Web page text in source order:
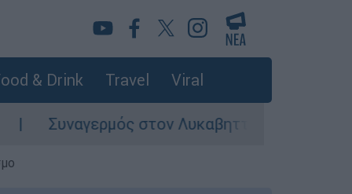
& Drink Travel Viral
Συναγερμός στον Λυκαβηττό: Σορός σε